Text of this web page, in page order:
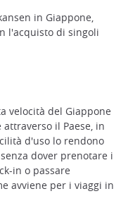
in Giappone,
l'acquisto di singoli
velocità del Giappone
il Paese, in
d'uso lo rendono
dover prenotare i
in o passare
avviene per i viaggi in